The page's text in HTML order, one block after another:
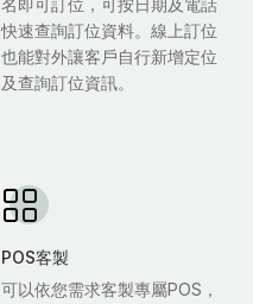
名即可訂位，可按日期及電話
快速查詢訂位資料。線上訂位
也能對外讓客戶自行新增定位
及查詢訂位資訊。
POS客製
可以依您需求客製專屬POS，